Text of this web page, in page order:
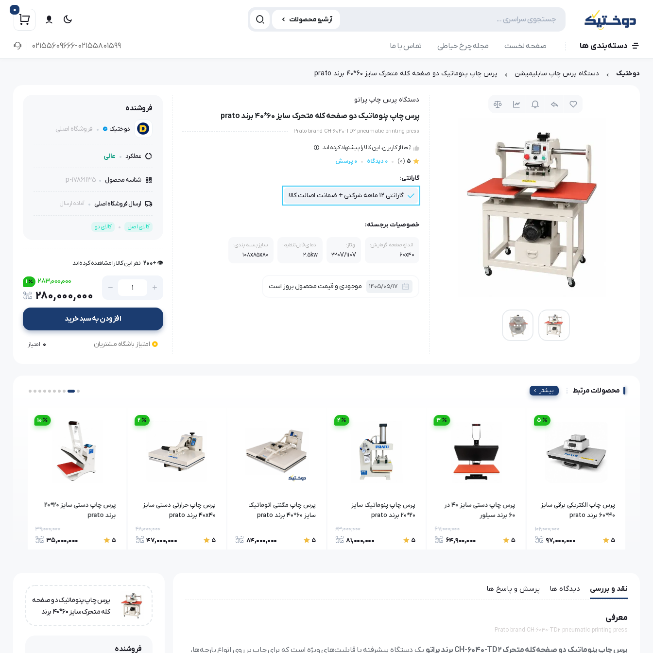
آرشیو محصولات
0
دسته‌بندی ها صفحه نخست مجله چرخ خیاطی تماس با ما 02155609666-02155801599
دوختیک دستگاه پرس چاپ سابلیمیشن پرس چاپ پنوماتیک دو صفحه کله متحرک سایز 60*40 برند prato
دستگاه پرس چاپ پراتو
پرس چاپ پنوماتیک دو صفحه کله متحرک سایز 60*40 برند prato
Prato brand CH-6040-TD2 pneumatic printing press
100٪ از کاربران، این کالا را پیشنهاد کرده اند.
5
(0) 0 دیدگاه 0 پرسش
گارانتی:
گارانتی 12 ماهه شرکتی + ضمانت اصالت کالا
خصوصیات برجسته:
اندازه صفحه گرمایش:
60x40
ولتاژ:
220V/110V
دمای قابل تنظیم:
2.5kw
سایز بسته بندی:
108x85x80
1405/05/17 موجودی و قیمت محصول بروز است
فروشنده
دوختیک فروشگاه اصلی
عملکرد عالی
شناسه محصول p-17861135
ارسال فروشگاه اصلی آماده ارسال
کالای اصل کالای نو
👁️ +
200 نفر این کالا را مشاهده کرده‌اند
283,000,000
1
280,000,000
افزودن به سبد خرید
امتیاز باشگاه مشتریان 0 امتیاز
محصولات مرتبط بیشتر
پرس چاپ الکتریکی برقی سایز
40*60 برند prato
5
102,000,000
97,000,000
5
پرس چاپ دستی سایز ۴۰ در
۶۰ برند سیلور
5
67,000,000
64,900,000
3
پرس چاپ پنوماتیک سایز
20*20 برند prato
5
83,000,000
81,000,000
2
پرس چاپ مگنتی اتوماتیک
سایز 60*40 برند prato
5
84,000,000
پرس چاپ حرارتی دستی سایز
40x40 برند prato
5
48,000,000
47,000,000
2
پرس چاپ دستی سایز 20*20
برند prato
5
39,000,000
35,000,000
10
نقد و بررسی دیدگاه ها پرسش و پاسخ ها
معرفی
Prato brand CH-6040-TD2 pneumatic printing press
پرس چاپ پنوماتیک دو صفحه کله متحرک CH-6040-TD2 برند پراتو
یک دستگاه پیشرفته با قابلیت‌های ویژه است که برای چاپ بر روی انواع پارچه‌ها،
پرس چاپ پنوماتیک دو صفحه
کله متحرک سایز 60*40 برند
prato
فروشنده